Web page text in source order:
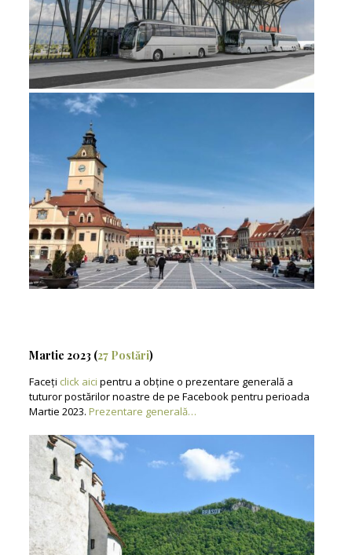
Martie 2023 (27 Postări)
Faceți click aici pentru a obține o prezentare generală a
tuturor postărilor noastre de pe Facebook pentru perioada
Martie 2023. Prezentare generală…